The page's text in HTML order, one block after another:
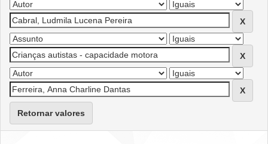
Retornar valores